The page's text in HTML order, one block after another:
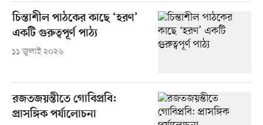
চিন্তাশীল পাঠকের কাছে ‘হরণ’
একটি গুরুত্বপূর্ণ পাঠ্য
১১ জুলাই ২০২৬
রজতজয়ন্তীতে গোবিপ্রবি:
প্রাসঙ্গিক পর্যালোচনা